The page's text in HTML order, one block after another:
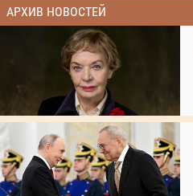
АРХИВ НОВОСТЕЙ